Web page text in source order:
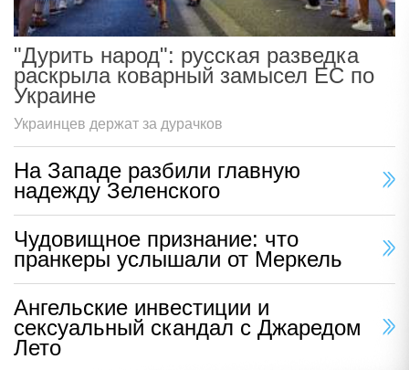
"Дурить народ": русская разведка
раскрыла коварный замысел ЕС по
Украине
Украинцев держат за дурачков
На Западе разбили главную
надежду Зеленского
Чудовищное признание: что
пранкеры услышали от Меркель
Ангельские инвестиции и
сексуальный скандал с Джаредом
Лето